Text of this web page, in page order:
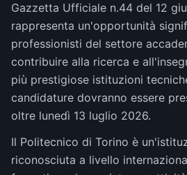
Gazzetta Ufficiale n.44 del 12
rappresenta un'opportunità
professionisti del settore
contribuire alla ricerca e
più prestigiose istituzioni
candidature dovranno essere
oltre lunedì 13 luglio 2026.
Il Politecnico di Torino è
riconosciuta a livello